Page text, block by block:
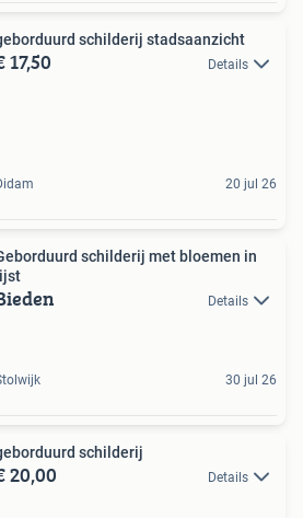
schilderij stadsaanzicht
17,50 Details
20 jul 26
schilderij met bloemen in
lijst
Details
30 jul 26
schilderij
20,00 Details